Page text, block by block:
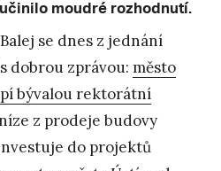
moudré rozhodnutí.
se dnes z jednání
dobrou zprávou: město
bývalou rektorátní
z prodeje budovy
do projektů